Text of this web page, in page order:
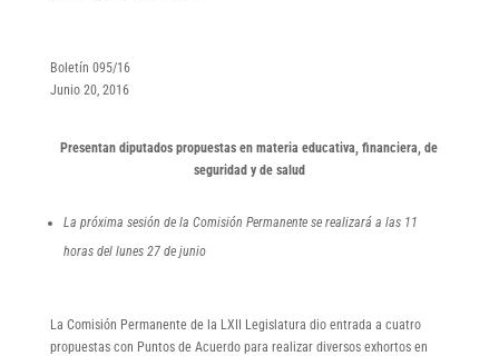
Boletín 095/16
Junio 20, 2016
Presentan diputados propuestas en materia educativa, financiera, de
seguridad y de salud
La próxima sesión de la Comisión Permanente se realizará a las 11
horas del lunes 27 de junio
La Comisión Permanente de la LXII Legislatura dio entrada a cuatro
propuestas con Puntos de Acuerdo para realizar diversos exhortos en